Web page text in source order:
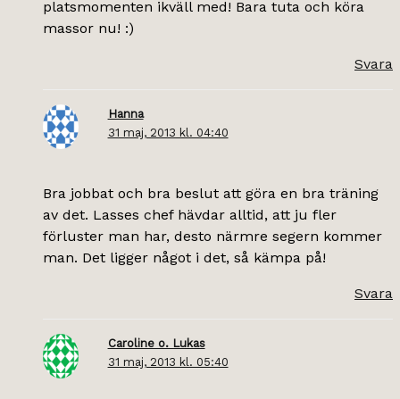
platsmomenten ikväll med! Bara tuta och köra
massor nu! :)
Svara
Hanna
31 maj, 2013 kl. 04:40
Bra jobbat och bra beslut att göra en bra träning
av det. Lasses chef hävdar alltid, att ju fler
förluster man har, desto närmre segern kommer
man. Det ligger något i det, så kämpa på!
Svara
Caroline o. Lukas
31 maj, 2013 kl. 05:40